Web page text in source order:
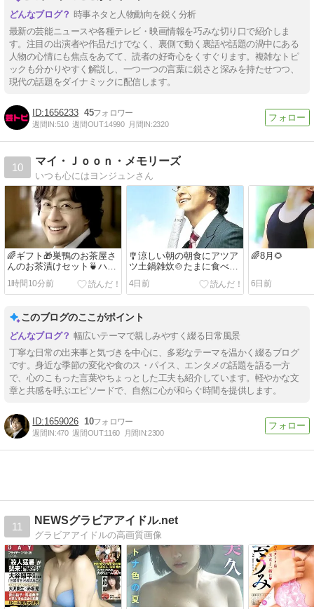
時事ネタと人物動向を鋭く分析
最新の芸能ニュースや各種テレビ・映画情報を巧みな切り口で紹介しま
す。注目の出演者や作品だけでなく、裏側で動く裏話や話題の渦中にある
人物の心情にも焦点をあてて、読者の好奇心をくすぐります。複雑なトピ
ックも分かりやすく解説し、一つ一つの言葉に鋭さと深みを持たせつつ、
現代の話題をダイナミックに配信します。
1656233 45
週間IN:510 週間OUT:14990 月間IN:2320
10
マイ・Ｊｏｏｎ・メモリーズ
いつも心にはヨンジュンさん
🌈ギフト🎁巣鴨のお茶屋さ
んのお茶漬けセット🍵ハワ
イのコナビール🍺他ランダ
ム画像🫶😅
1時間10分前
🎐涼しい朝の朝食にアツア
ツ土鍋雑炊🍲たまに食べた
いカヌレ・お洒落なお店の
デザートアイス画像・季節
4日前
🌈8月🌻
6日前
このブログのここがポイント
幅広いテーマで親しみやすく綴る日常風景
丁寧な日常の出来事と気づきを中心に、多彩なテーマを温かく綴るブログ
です。身近な季節の変化や食のス・パイス、エンタメの話題を語る一方
で、心のこもった言葉やちょっとした工夫も紹介しています。軽やかな文
章と共感を呼ぶエピソードで、自然に心が和らぐ時間を提供します。
1659026 10
週間IN:470 週間OUT:1160 月間IN:2300
11
NEWSグラビアアイドル.net
グラビアアイドルの高画質画像